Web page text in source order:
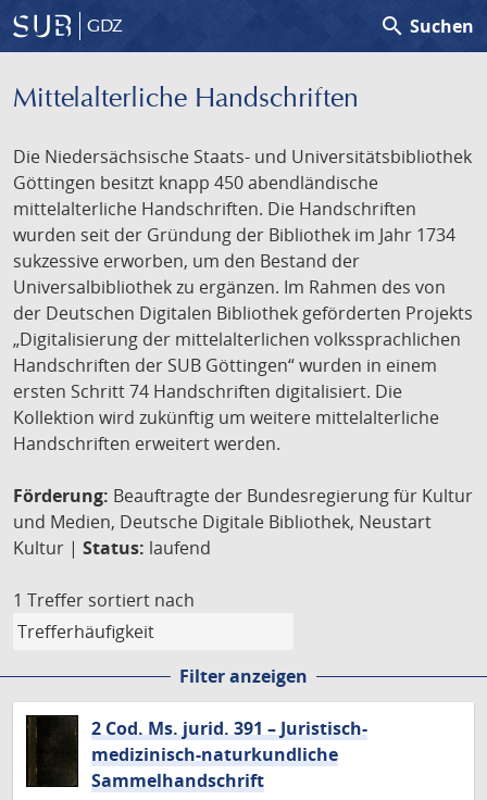
GDZ search Suchen
Mittelalterliche Handschriften
Die Niedersächsische Staats- und Universitätsbibliothek
Göttingen besitzt knapp 450 abendländische
mittelalterliche Handschriften. Die Handschriften
wurden seit der Gründung der Bibliothek im Jahr 1734
sukzessive erworben, um den Bestand der
Universalbibliothek zu ergänzen. Im Rahmen des von
der Deutschen Digitalen Bibliothek geförderten Projekts
„Digitalisierung der mittelalterlichen volkssprachlichen
Handschriften der SUB Göttingen“ wurden in einem
ersten Schritt 74 Handschriften digitalisiert. Die
Kollektion wird zukünftig um weitere mittelalterliche
Handschriften erweitert werden.
Förderung: Beauftragte der Bundesregierung für Kultur
und Medien, Deutsche Digitale Bibliothek, Neustart
Kultur | Status: laufend
1 Treffer sortiert nach
Filter anzeigen
2 Cod. Ms. jurid. 391 – Juristisch-
medizinisch-naturkundliche
Sammelhandschrift